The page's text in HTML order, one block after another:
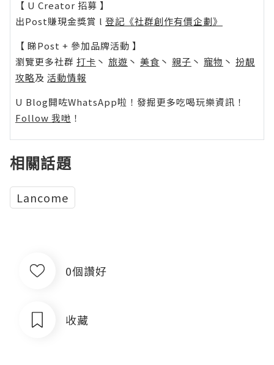
【 U Creator 招募 】
出Post賺現金獎賞 l 登記《社群創作有價企劃》
【 睇Post + 參加品牌活動 】
瀏覽更多社群 打卡 丶 旅遊 丶 美食 丶 親子 丶 寵物 丶 扮靚
攻略及 活動情報
U Blog開咗WhatsApp啦！發掘更多吃喝玩樂資訊！
Follow 我哋 ！
相關話題
Lancome
0個讚好
收藏